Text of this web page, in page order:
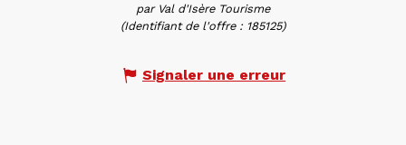
par Val d'Isère Tourisme
(Identifiant de l'offre : 185125)
Signaler une erreur